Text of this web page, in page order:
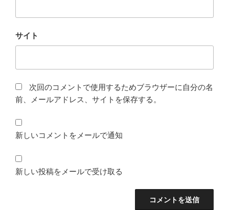
サイト
次回のコメントで使用するためブラウザーに自分の名
前、メールアドレス、サイトを保存する。
新しいコメントをメールで通知
新しい投稿をメールで受け取る